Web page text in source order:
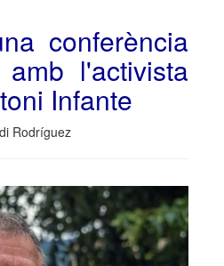
conferència
l'activista
Infante
Rodríguez